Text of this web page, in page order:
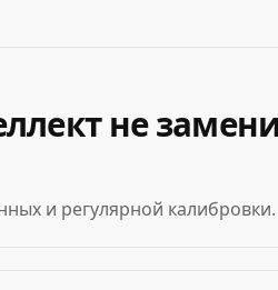
не
и регулярной калибровки.